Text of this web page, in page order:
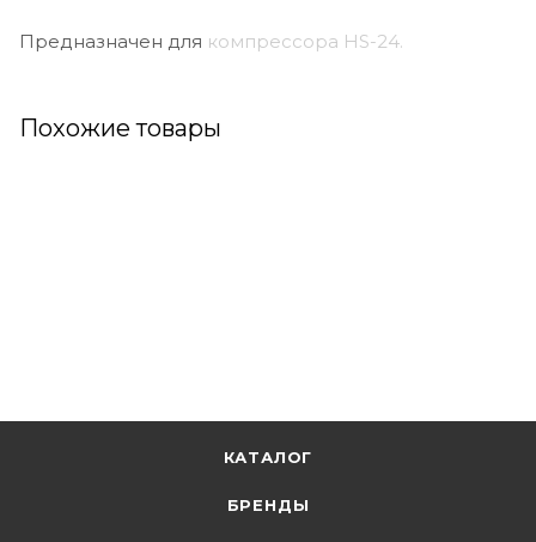
Предназначен для компрессора HS-24.
Похожие товары
КАТАЛОГ
БРЕНДЫ